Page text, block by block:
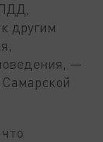
другим
—